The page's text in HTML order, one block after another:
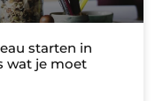
starten in
wat je moet